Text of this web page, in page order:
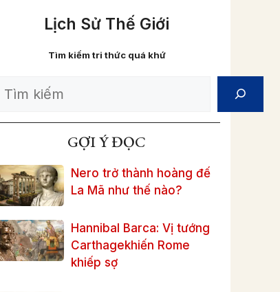
Lịch Sử Thế Giới
Tìm kiếm tri thức quá khứ
Search
GỢI Ý ĐỌC
Nero trở thành hoàng đế
La Mã như thế nào?
Hannibal Barca: Vị tướng
Carthagekhiến Rome
khiếp sợ